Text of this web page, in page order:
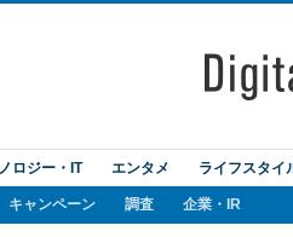
ロジー・IT エンタメ ライフスタイ
キャンペーン 調査 企業・IR